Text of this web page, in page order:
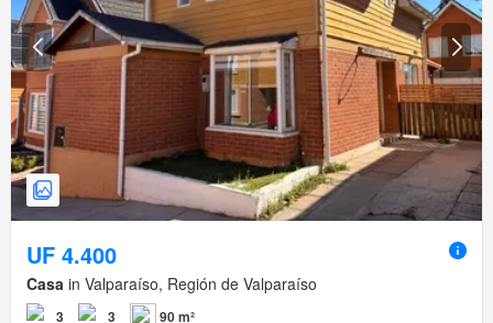
UF 4.400
Casa in Valparaíso, Región de Valparaíso
3 3 90 m²